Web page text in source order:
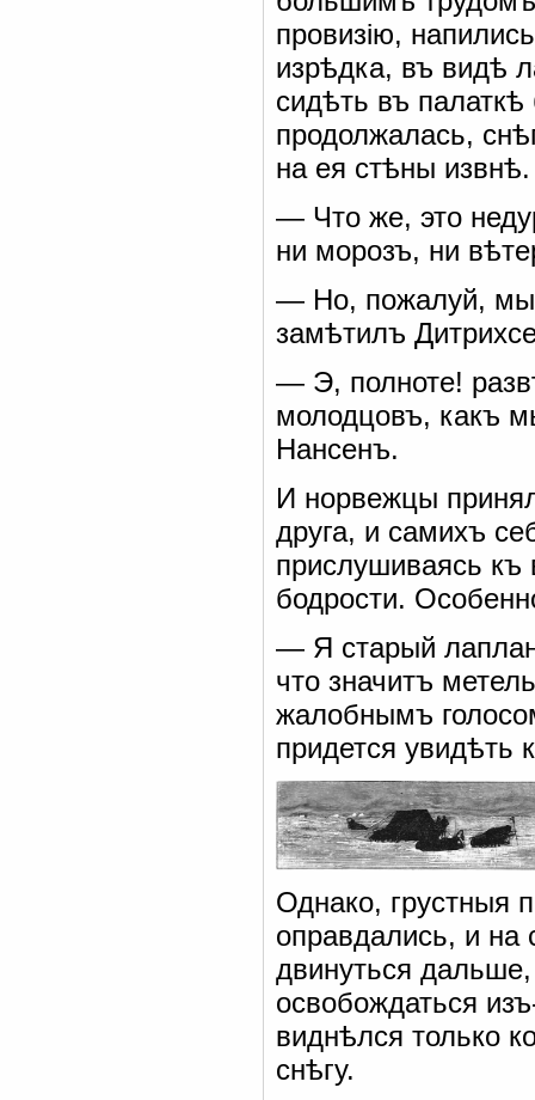
провизію,
изрѣдка, въ видѣ
сидѣть въ
продолжалась,
на ея стѣны извнѣ.
— Что же, это
ни морозъ, ни
— Но, пожалуй, мы
замѣтилъ
— Э, полноте!
молодцовъ, какъ
Нансенъ.
И норвежцы
друга, и самихъ
прислушиваясь
бодрости.
— Я старый
что значитъ
жалобнымъ
придется увидѣть
Однако, грустныя
оправдались, и на
двинуться
освобождаться
виднѣлся только
снѣгу.